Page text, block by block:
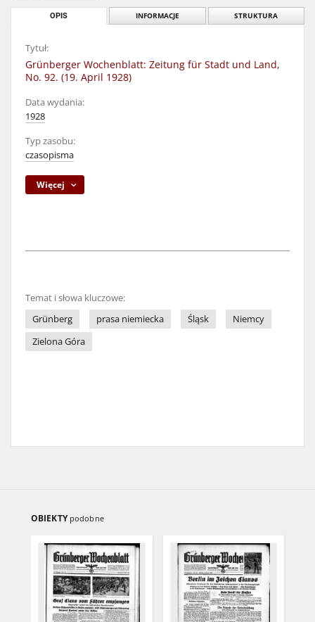
OPIS INFORMACJE STRUKTURA
Tytuł:
Grünberger Wochenblatt: Zeitung für Stadt und Land,
No. 92. (19. April 1928)
Data wydania:
1928
Typ zasobu:
czasopisma
Więcej
Temat i słowa kluczowe:
Grünberg
prasa niemiecka Śląsk
Niemcy
Zielona Góra
OBIEKTY podobne